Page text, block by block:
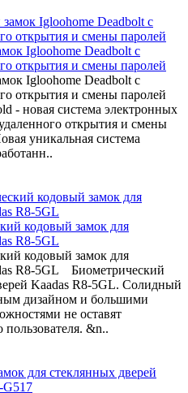
Igloohome Deadbolt с
открытия и смены паролей
Igloohome Deadbolt с
открытия и смены паролей
- новая система электронных
открытия и смены
уникальная система
кодовый замок для
R8-5GL
кодовый замок для
R8-5GL Биометрический
Kaadas R8-5GL. Солидный
дизайном и большими
не оставят
&n..